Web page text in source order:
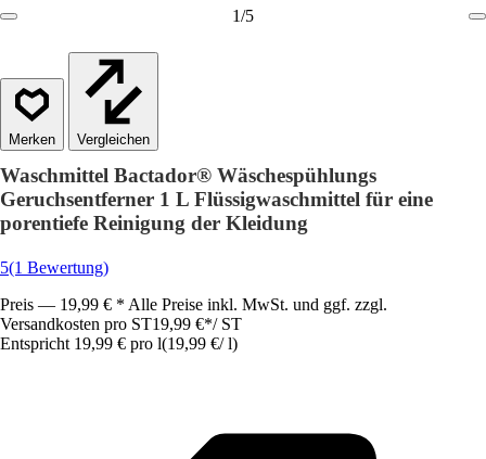
1/5
Vergleichen
Waschmittel Bactador® Wäschespühlungs
Geruchsentferner 1 L Flüssigwaschmittel für eine
porentiefe Reinigung der Kleidung
5(1 Bewertung)
Preis — 19,99 € * Alle Preise inkl. MwSt. und ggf. zzgl.
Versandkosten pro ST19,99 €*/ ST
Entspricht 19,99 € pro l(19,99 €/ l)